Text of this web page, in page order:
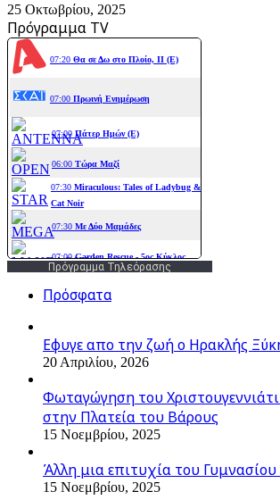
25 Οκτωβρίου, 2025
Πρόγραμμα TV
Πρόγραμμα Τηλεόρασης
Πρόσφατα
Εφυγε απο την ζωή o Ηρακλής
20 Απριλίου, 2026
Φωταγώγηση του
στην Πλατεία του Βάρους
15 Νοεμβρίου, 2025
Άλλη μια επιτυχία του
15 Νοεμβρίου, 2025